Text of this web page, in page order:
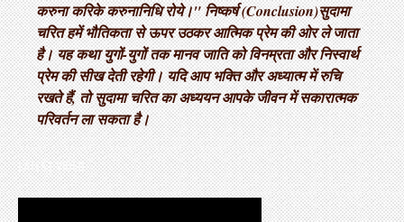
करुना करिके करुनानिधि रोये।" निष्कर्ष (Conclusion) ​सुदामा
चरित हमें भौतिकता से ऊपर उठकर आत्मिक प्रेम की ओर ले जाता
है। यह कथा युगों-युगों तक मानव जाति को विनम्रता और निस्वार्थ
प्रेम की सीख देती रहेगी। यदि आप भक्ति और अध्यात्म में रुचि
रखते हैं, तो सुदामा चरित का अध्ययन आपके जीवन में सकारात्मक
परिवर्तन ला सकता है।
LATEST VIDEO